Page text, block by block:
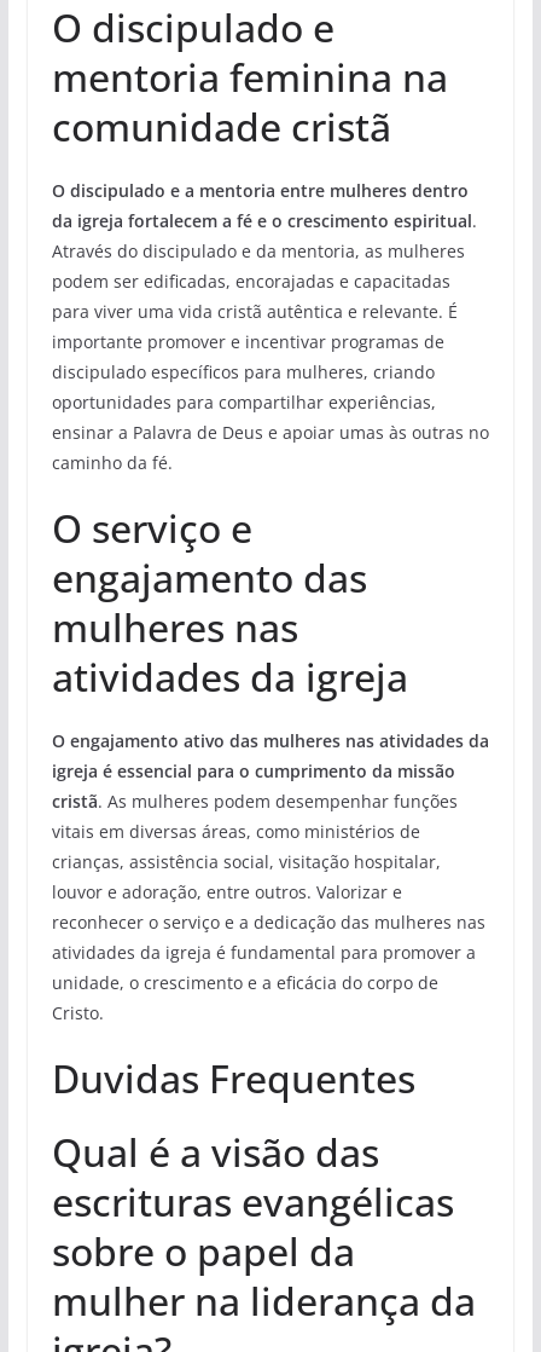
O discipulado e
mentoria feminina na
comunidade cristã
O discipulado e a mentoria entre mulheres dentro
da igreja fortalecem a fé e o crescimento espiritual.
Através do discipulado e da mentoria, as mulheres
podem ser edificadas, encorajadas e capacitadas
para viver uma vida cristã autêntica e relevante. É
importante promover e incentivar programas de
discipulado específicos para mulheres, criando
oportunidades para compartilhar experiências,
ensinar a Palavra de Deus e apoiar umas às outras no
caminho da fé.
O serviço e
engajamento das
mulheres nas
atividades da igreja
O engajamento ativo das mulheres nas atividades da
igreja é essencial para o cumprimento da missão
cristã. As mulheres podem desempenhar funções
vitais em diversas áreas, como ministérios de
crianças, assistência social, visitação hospitalar,
louvor e adoração, entre outros. Valorizar e
reconhecer o serviço e a dedicação das mulheres nas
atividades da igreja é fundamental para promover a
unidade, o crescimento e a eficácia do corpo de
Cristo.
Duvidas Frequentes
Qual é a visão das
escrituras evangélicas
sobre o papel da
mulher na liderança da